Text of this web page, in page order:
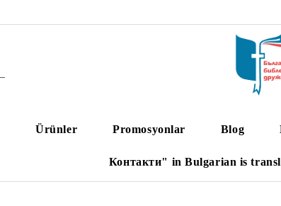
Ürünler Promosyonlar Blog
Контакти" in Bulgarian is